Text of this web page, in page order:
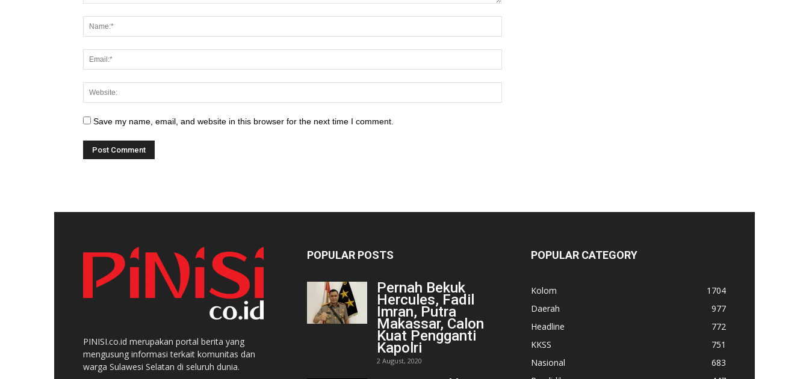
Save my name, email, and website in this browser for the next time I comment.
PINISI.co.id merupakan portal berita yang
mengusung informasi terkait komunitas dan
warga Sulawesi Selatan di seluruh dunia.
POPULAR POSTS
Pernah Bekuk
Hercules, Fadil
Imran, Putra
Makassar, Calon
Kuat Pengganti
Kapolri
2 August, 2020
POPULAR CATEGORY
Kolom
1704
Daerah
977
Headline
772
KKSS
751
Nasional
683